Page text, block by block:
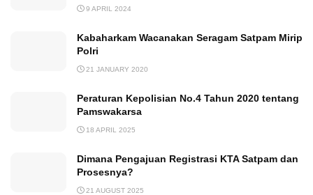
9 APRIL 2024
Kabaharkam Wacanakan Seragam Satpam Mirip
Polri
21 JANUARY 2020
Peraturan Kepolisian No.4 Tahun 2020 tentang
Pamswakarsa
18 APRIL 2025
Dimana Pengajuan Registrasi KTA Satpam dan
Prosesnya?
21 AUGUST 2025